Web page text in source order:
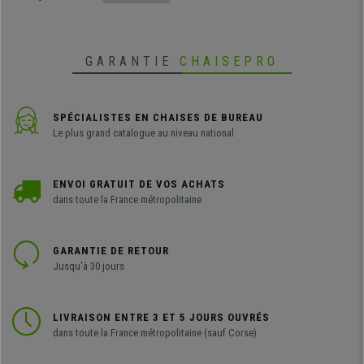
GARANTIE CHAISEPRO
SPÉCIALISTES EN CHAISES DE BUREAU
Le plus grand catalogue au niveau national
ENVOI GRATUIT DE VOS ACHATS
dans toute la France métropolitaine
GARANTIE DE RETOUR
Jusqu'à 30 jours
LIVRAISON ENTRE 3 ET 5 JOURS OUVRÉS
dans toute la France métropolitaine (sauf Corse)